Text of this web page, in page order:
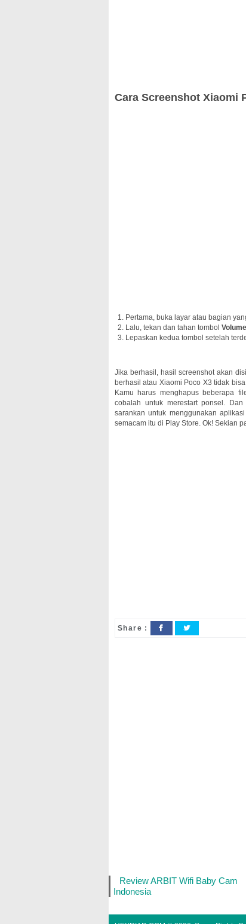
Cara Screenshot Xiaomi
Pertama, buka layar atau bagian
Lalu, tekan dan tahan tombol
Lepaskan kedua tombol setelah
Jika berhasil, hasil screenshot akan
berhasil atau Xiaomi Poco X3 tidak
Kamu harus menghapus beberapa
cobalah untuk merestart ponsel.
sarankan untuk menggunakan
semacam itu di Play Store. Ok! Sekian
Share :
Review ARBIT Wifi Baby Cam
Indonesia